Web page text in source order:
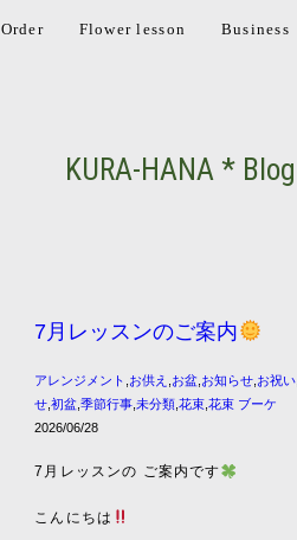
Order Flower lesson Business
KURA-HANA * Blog
7月レッスンのご案内
アレンジメント お供え お盆 お知らせ お祝い
せ ,初盆 ,季節行事 ,未分類 ,花束 ,花束 ブーケ
2026/06/28
7月レッスンの ご案内です
こんにちは